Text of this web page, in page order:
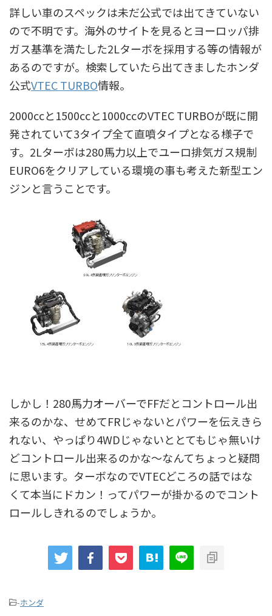
詳しい車のスペックは未だ公式では出てきていない
ので不明です。海外のサイトを見るとヨーロッパ排
ガス基準を満たした2Lターボを採用する等の情報が
あるのですが。検索していたら出てきましたホンダ
公式VTEC TURBO情報。
2000ccと1500ccと1000ccのVTEC TURBOが既に開
発されていて3タイプ全て直噴タイプとなる様子で
す。2Lターボは280馬力以上でユーロ排気ガス規制
EURO6をクリアしている環境の事も考えた新型エン
ジンと言うことです。
しかし！280馬力オーバーでFFだとコントロール出
来るのかな、せめてFRじゃないとパワーを伝えきら
れない、やっぱり4WDじゃないととてもじゃ無いけ
どコントロール出来るのかな～なんてちょっと疑問
に思います。ターボなのでVTECどころの話ではな
くて本当にドカン！ってパワーが掛かるのでコント
ロールしきれるのでしょうか。
-ホンダ